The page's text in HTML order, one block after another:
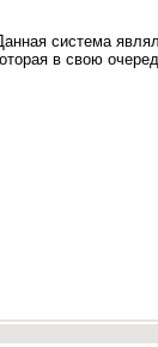
система
в свою